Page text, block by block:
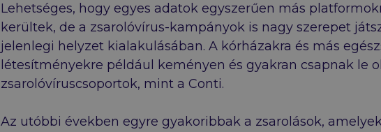
Lehetséges, hogy egyes adatok egyszerűen más
kerültek, de a zsarolóvírus-kampányok is nagy szerepet
jelenlegi helyzet kialakulásában. A kórházakra és más
létesítményekre például keményen és gyakran csapnak le
zsarolóvíruscsoportok, mint a Conti.
Az utóbbi években egyre gyakoribbak a zsarolások,